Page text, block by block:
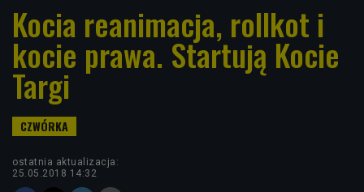
Kocia reanimacja, rollkot i
kocie prawa. Startują Kocie
Targi
ostatnia aktualizacja:
25.05.2018 14:32